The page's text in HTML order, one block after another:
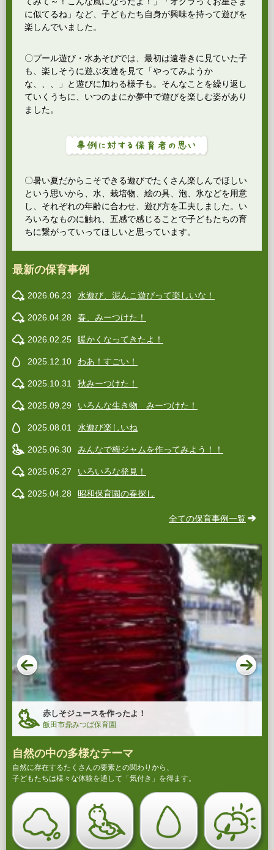
に似てるね」など、子どもたち自身が興味を持って遊びを
楽しんでいました。
〇プール遊び・水あそびでは、最初は遠巻きに見ていた子
も、楽しそうに遊ぶ友達を見て「やってみようか
な、、、」と遊びに加わる様子も。そんなことを繰り返し
ていくうちに、いつのまにか夢中で遊びを楽しむ姿があり
ました。
〇暑い夏だからこそできる遊びでたくさん楽しんでほしい
という思いから、水、栽培物、絵の具、泡、氷などを用意
し、それぞれの年齢に合わせ、遊び方を工夫しました。い
ろいろなものに触れ、五感で感じることで子どもたちの育
ちに繋がっていってほしいと思っています。
最新の保育事例
2026.06.23 水遊び、泥んこ遊びって楽しいな！
2026.04.28 春、みーつけた！
2026.02.25 暖かくなってきたよ！
2025.12.10 わあ！すごい！
2025.10.31 秋みーつけた！
2025.09.29 いろんな生き物 みーつけた！
2025.08.01 水遊び楽しいね
2025.06.30 みんなで梅ジャムを作ってみよう！！
2025.05.27 いろいろな発見！
2025.04.28 昭和保育園の春探し
全ての保育事例一覧
赤しそジュースを作ったよ！
飯田市鼎みつば保育園
自然の中の多様なテーマ
自然に存在するたくさんの要素との関わりから、
子どもたちは様々な体験を通して「気付き」を得ます。